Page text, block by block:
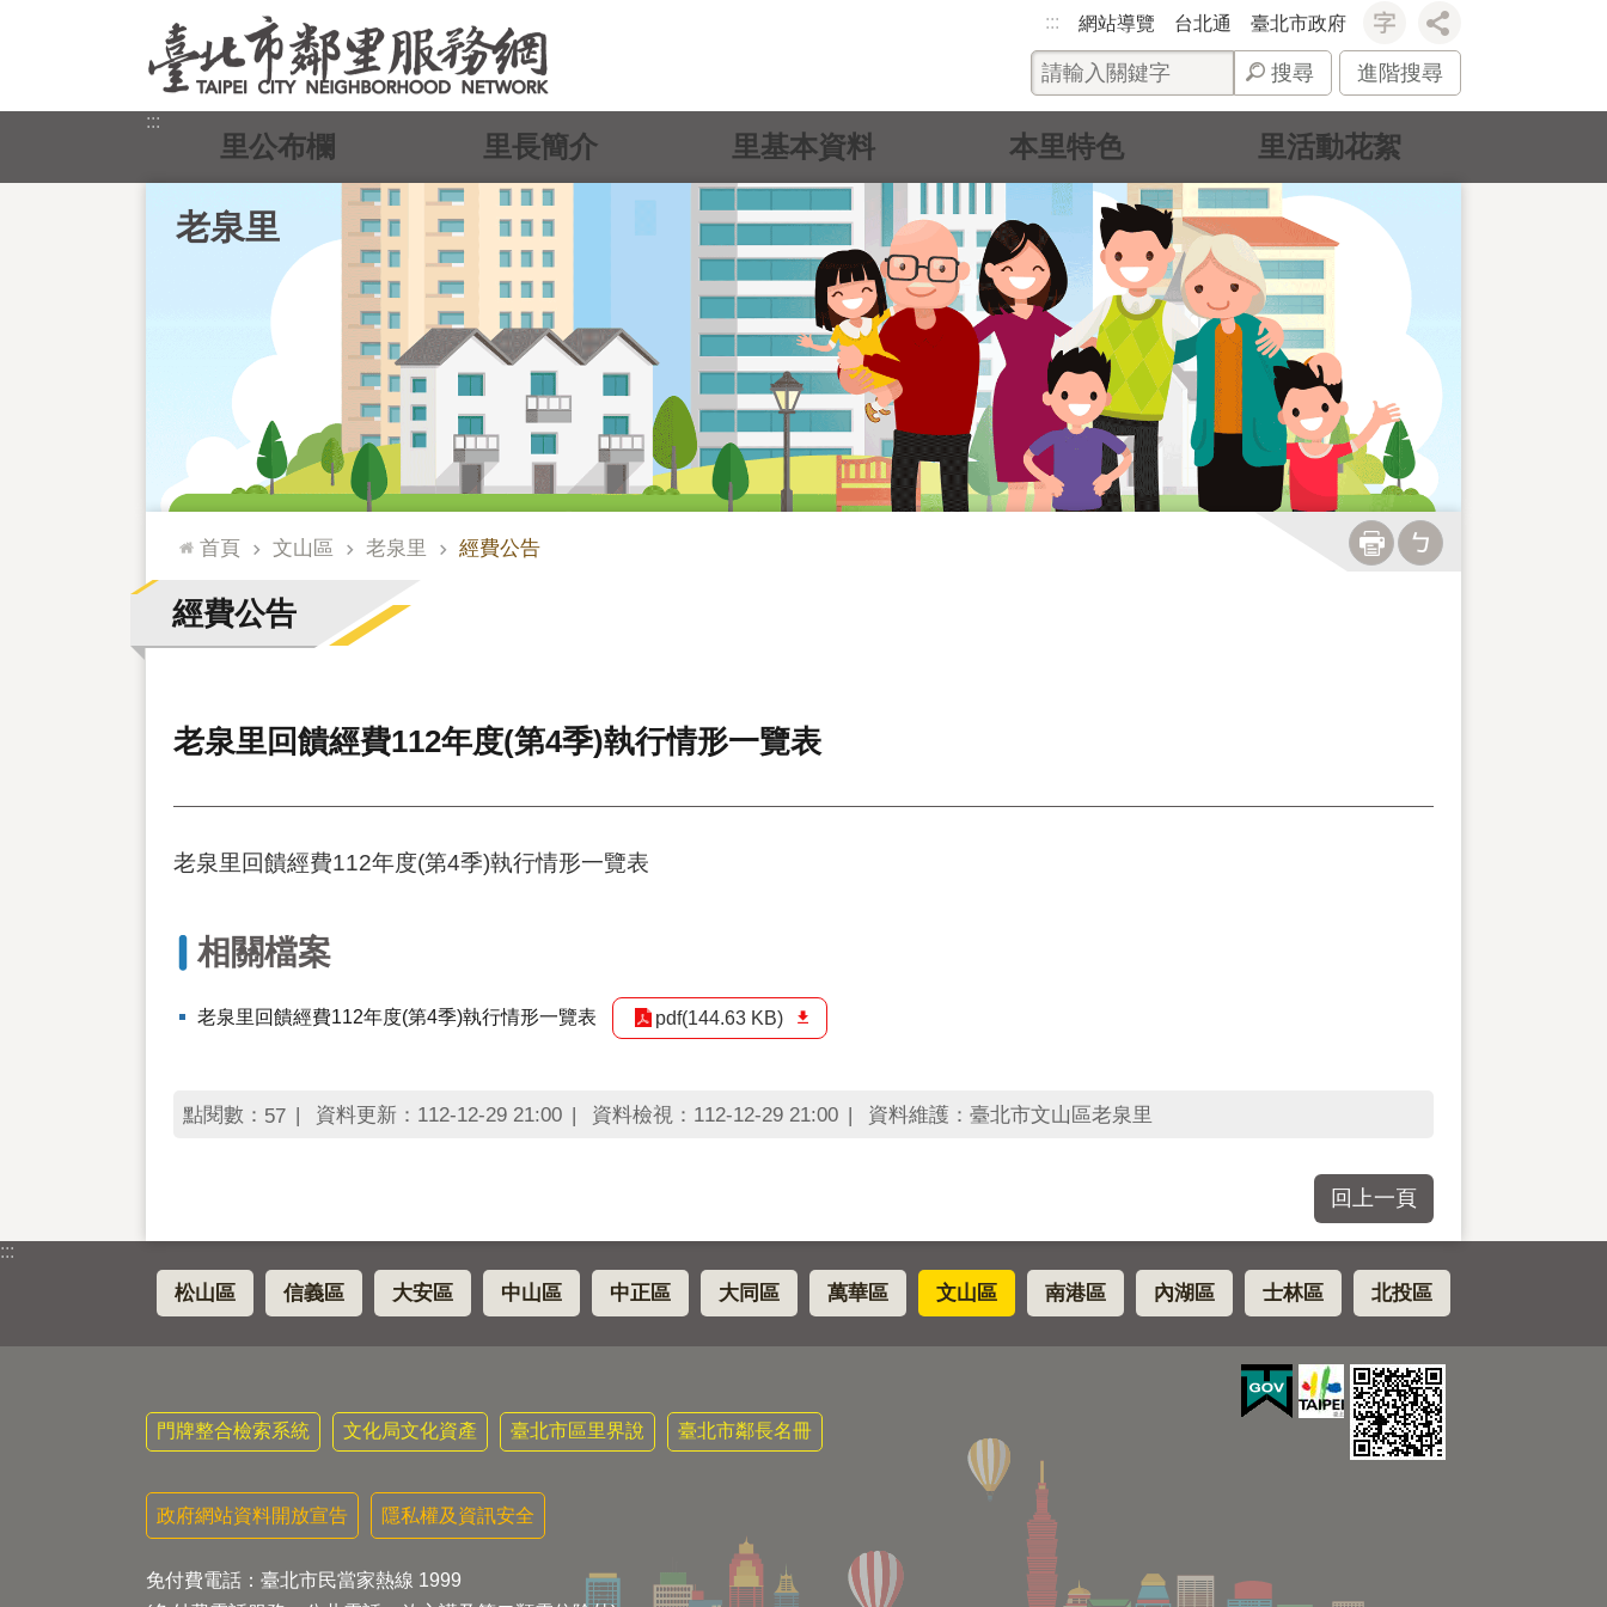
::: 網站導覽 台北通 臺北市政府
搜尋 進階搜尋
:::
老泉里
里公布欄 里長簡介 里基本資料 本里特色 里活動花絮
::: 首頁 文山區 老泉里 經費公告
經費公告
老泉里回饋經費112年度(第4季)執行情形一覽表
老泉里回饋經費112年度(第4季)執行情形一覽表
相關檔案
老泉里回饋經費112年度(第4季)執行情形一覽表 pdf(144.63 KB)
點閱數： 57 資料更新：112-12-29 21:00 資料檢視：112-12-29 21:00 資料維護：臺北市文山區老泉里
回上一頁
:::
松山區 信義區 大安區 中山區 中正區 大同區 萬華區 文山區 南港區 內湖區 士林區 北投區
門牌整合檢索系統 文化局文化資產 臺北市區里界說 臺北市鄰長名冊
政府網站資料開放宣告 隱私權及資訊安全
免付費電話：臺北市民當家熱線 1999